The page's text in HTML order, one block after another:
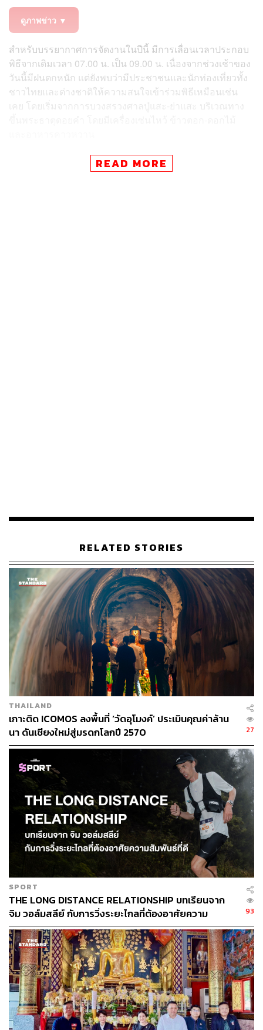
ดูภาพข่าว ▼
สำหรับบรรยากาศการจัดงานในปีนี้ มีการเลื่อนเวลาประกอบ
พิธีจากเดิมเวลา 07.00 น. เป็น 09.00 น. เนื่องจากช่วงเช้าของ
วันนี้มีฝนตกหนัก แต่ยังพบว่ามีประชาชนและนักท่องเที่ยวทั้ง
ชาวไทยและต่างชาติให้ความสนใจเข้าร่วมพิธีเหมือนเช่น
เคย โดยเริ่มจากการบวงสรวงศาลปู่แสะ-ย่าแสะ บริเวณทาง
ก่อนจะเคลื่อนขบวนอัญเชิญ ‘ผ้าบฎ’ โบราณจากวัดป่าชี ซึ่ง
มีอายุกว่า 100 ปี นำไปผูกไว้บริเวณลานพิธี โดยชาวบ้านเชื่อ
READ MORE
RELATED STORIES
THAILAND
เกาะติด ICOMOS ลงพื้นที่ ‘วัดอุโมงค์’ ประเมินคุณค่าล้าน
นา ดันเชียงใหม่สู่มรดกโลกปี 2570
27
SPORT
THE LONG DISTANCE RELATIONSHIP บทเรียนจาก
จิม วอล์มสลีย์ กับการวิ่งระยะไกลที่ต้องอาศัยความ
สัมพันธ์ที่ดี
93